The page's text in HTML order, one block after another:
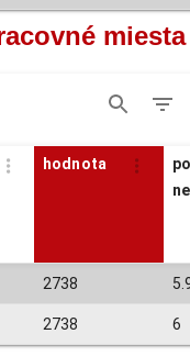
miesta
hodnota
2738
2738 6